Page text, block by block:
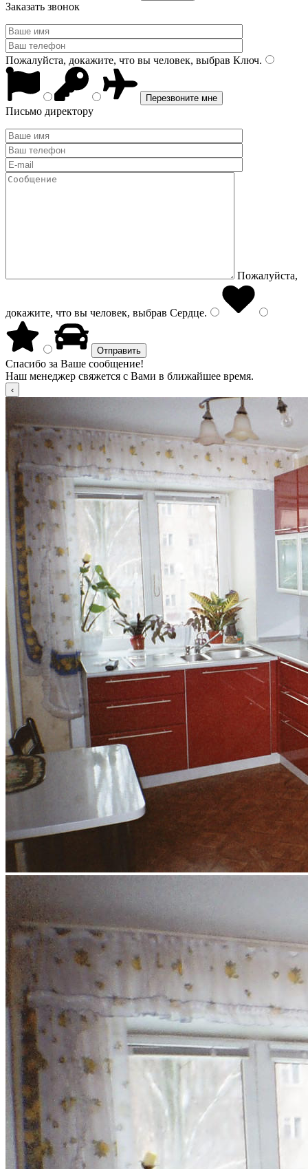
Заказать звонок
Пожалуйста, докажите, что вы человек, выбрав Ключ.
Письмо директору
Пожалуйста,
докажите, что вы человек, выбрав Сердце.
Спасибо за Ваше сообщение!
Наш менеджер свяжется с Вами в ближайшее время.